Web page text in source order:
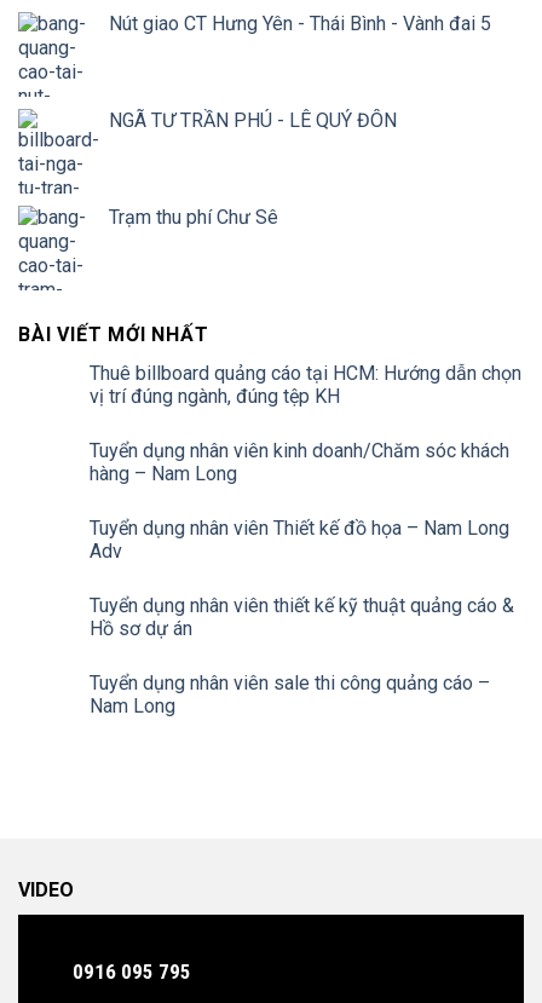
Nút giao CT Hưng Yên - Thái Bình - Vành đai 5
NGÃ TƯ TRẦN PHÚ - LÊ QUÝ ĐÔN
Trạm thu phí Chư Sê
BÀI VIẾT MỚI NHẤT
Thuê billboard quảng cáo tại HCM: Hướng dẫn chọn
vị trí đúng ngành, đúng tệp KH
Tuyển dụng nhân viên kinh doanh/Chăm sóc khách
hàng – Nam Long
Tuyển dụng nhân viên Thiết kế đồ họa – Nam Long
Adv
Tuyển dụng nhân viên thiết kế kỹ thuật quảng cáo &
Hồ sơ dự án
Tuyển dụng nhân viên sale thi công quảng cáo –
Nam Long
VIDEO
0916 095 795